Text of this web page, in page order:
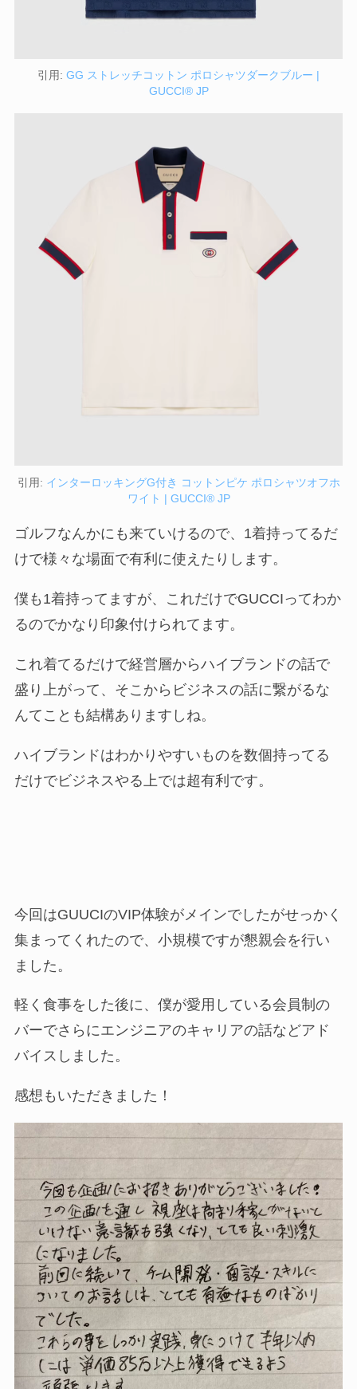
引用: GG ストレッチコットン ポロシャツダークブルー |
GUCCI® JP
引用: インターロッキングG付き コットンピケ ポロシャツオフホ
ワイト | GUCCI® JP
ゴルフなんかにも来ていけるので、1着持ってるだ
けで様々な場面で有利に使えたりします。
僕も1着持ってますが、これだけでGUCCIってわか
るのでかなり印象付けられてます。
これ着てるだけで経営層からハイブランドの話で
盛り上がって、そこからビジネスの話に繋がるな
んてことも結構ありますしね。
ハイブランドはわかりやすいものを数個持ってる
だけでビジネスやる上では超有利です。
今回はGUUCIのVIP体験がメインでしたがせっかく
集まってくれたので、小規模ですが懇親会を行い
ました。
軽く食事をした後に、僕が愛用している会員制の
バーでさらにエンジニアのキャリアの話などアド
バイスしました。
感想もいただきました！